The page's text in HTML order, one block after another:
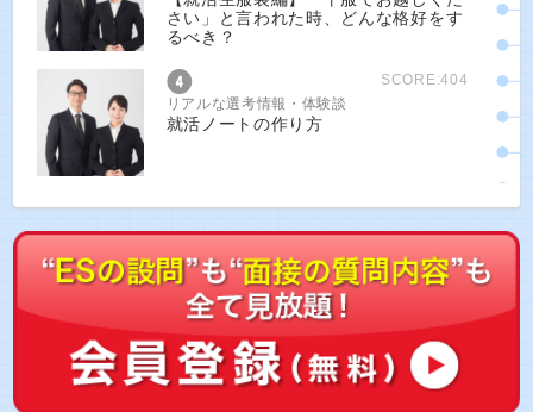
さい」と言われた時、どんな格好をす
るべき？
SCORE:404
リアルな選考情報・体験談
就活ノートの作り方